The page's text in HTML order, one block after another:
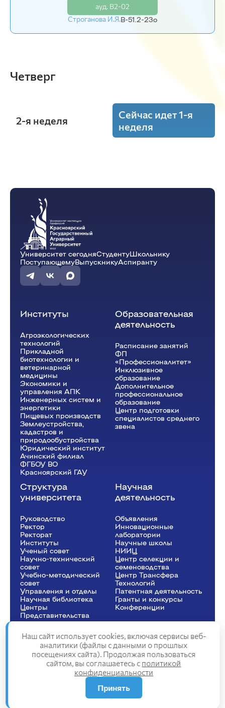
ауд. В2-02
Строганова И.Я.В-51.2-23o
ауд. В2-02
Строганова И.Я.В-51.1-23o
Четверг
2-я неделя
Сейчас идет 1-я
неделя
12:15 - 13:45
Ветеринарная вирусология и
биотехнология
Строганова И.Я.
Университет сегодняСтудентуШкольнику
ПоступающемуВыпускникуАспиранту
Институты
Агроэкологических
технологий
Прикладной
биотехнологии и
ветеринарной
медицины
Экономики и
управления АПК
Инженерных систем и
энергетики
Пищевых производств
Землеустройства,
кадастров и
природообустройства
Юридический институт
Ачинский филиал
ФГБОУ ВО
Красноярский ГАУ
Образовательная
деятельность
Расписание занятий
ФП
«Профессионалитет»
Инклюзивное
образование
Дополнительное
профессиональное
образование
Центр подготовки
специалистов среднего
звена
Структура
университета
Руководство
Ректор
Рeкторат
Институты
Ученый совет
Научно-технический
совет
Учебно-методический
совет
Управления и отделы
Научная библиотека
Центры
Представительства
Научная
деятельность
Объявления
Инновационные
лаборатории
Научные школы
НИИЦ
Центр селекции и
семеноводства
Центр Трансфера
Технологий
Патентная деятельность
Гранты и конкурсы
Конференции
Сведения об образовательной организации
Политика конфиденциальности
Структура сайта
2025
Наш сайт использует cookies, включая сервисы веб-
аналитики (файлы с данными о прошлых
посещениях сайта). Продолжая пользоваться
сайтом, вы соглашаетесь с политикой
конфиденциальности
Принять